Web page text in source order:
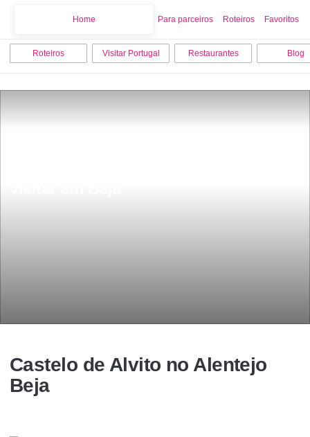
Home Para parceiros Roteiros Favoritos
Roteiros Visitar Portugal Restaurantes Blog
Castelo de Alvito no Alentejo
Beja